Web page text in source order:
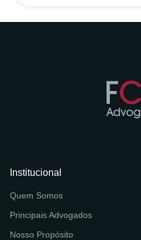
Institucional
Quem Somos
Principais Advogados
Nosso Propósito